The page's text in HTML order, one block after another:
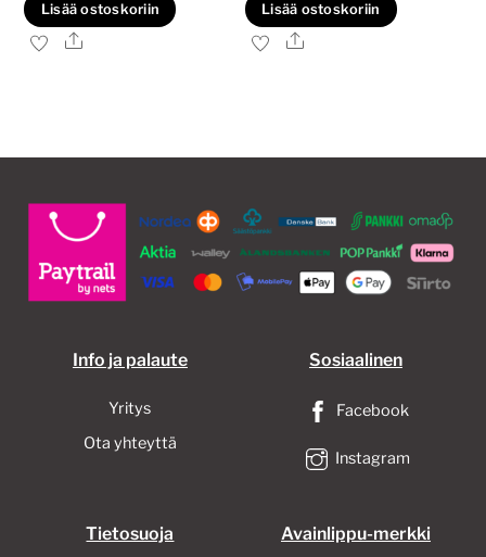
Lisää ostoskoriin
Ale
Lisää ostoskoriin
Ale
Info ja palaute
Yritys
Ota yhteyttä
Sosiaalinen
Facebook
Instagram
Tietosuoja Avainlippu-merkki